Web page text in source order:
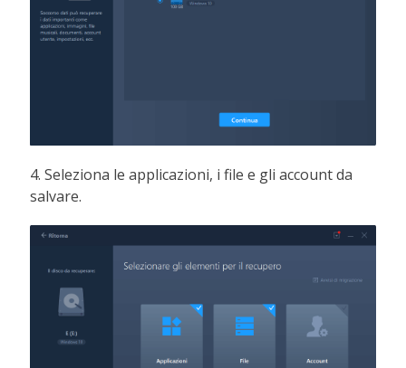
4. Seleziona le applicazioni, i file e gli account da
salvare.